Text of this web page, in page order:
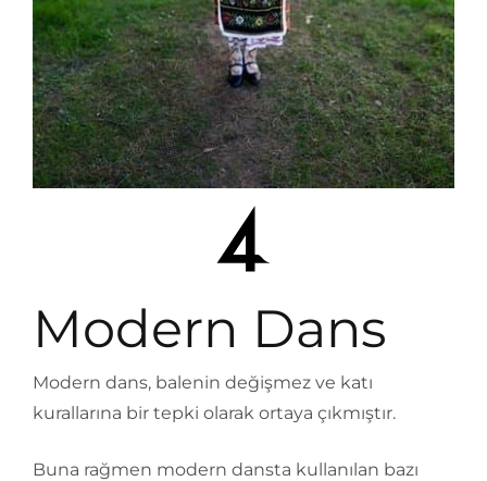
Modern Dans
Modern dans, balenin değişmez ve katı
kurallarına bir tepki olarak ortaya çıkmıştır.
Buna rağmen modern dansta kullanılan bazı